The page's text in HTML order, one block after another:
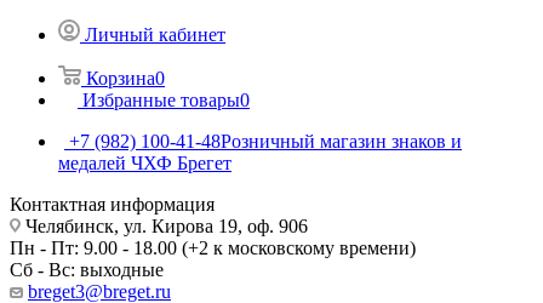
Личный кабинет
Корзина0
Избранные товары0
+7 (982) 100-41-48Розничный магазин знаков и
медалей ЧХФ Брегет
Контактная информация
Челябинск, ул. Кирова 19, оф. 906
Пн - Пт: 9.00 - 18.00 (+2 к московскому времени)
Сб - Вс: выходные
breget3@breget.ru